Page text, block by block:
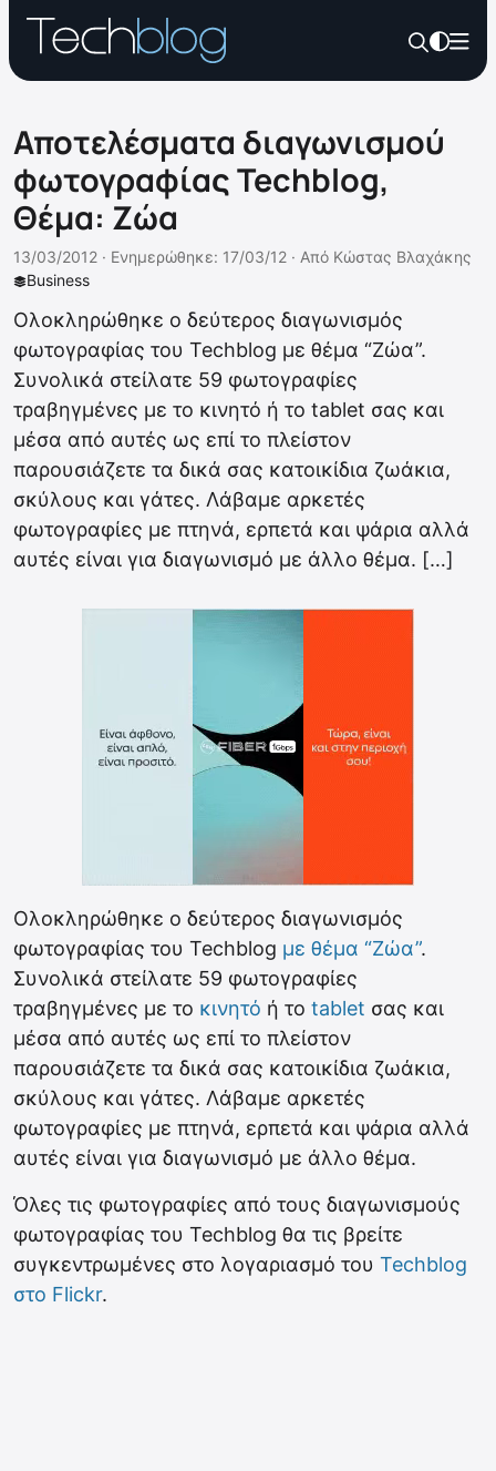
Αποτελέσματα διαγωνισμού
φωτογραφίας Techblog,
Θέμα: Ζώα
Business
13/03/2012 · Ενημερώθηκε: 17/03/12 · Από Κώστας Βλαχάκης
Ολοκληρώθηκε ο δεύτερος διαγωνισμός
φωτογραφίας του Techblog με θέμα “Ζώα”.
Συνολικά στείλατε 59 φωτογραφίες
τραβηγμένες με το κινητό ή το tablet σας και
μέσα από αυτές ως επί το πλείστον
παρουσιάζετε τα δικά σας κατοικίδια ζωάκια,
σκύλους και γάτες. Λάβαμε αρκετές
φωτογραφίες με πτηνά, ερπετά και ψάρια αλλά
αυτές είναι για διαγωνισμό με άλλο θέμα. […]
Ολοκληρώθηκε ο δεύτερος διαγωνισμός
φωτογραφίας του Techblog με θέμα “Ζώα”.
Συνολικά στείλατε 59 φωτογραφίες
τραβηγμένες με το κινητό ή το tablet σας και
μέσα από αυτές ως επί το πλείστον
παρουσιάζετε τα δικά σας κατοικίδια ζωάκια,
σκύλους και γάτες. Λάβαμε αρκετές
φωτογραφίες με πτηνά, ερπετά και ψάρια αλλά
αυτές είναι για διαγωνισμό με άλλο θέμα.
Όλες τις φωτογραφίες από τους διαγωνισμούς
φωτογραφίας του Techblog θα τις βρείτε
συγκεντρωμένες στο λογαριασμό του Techblog
στο Flickr.